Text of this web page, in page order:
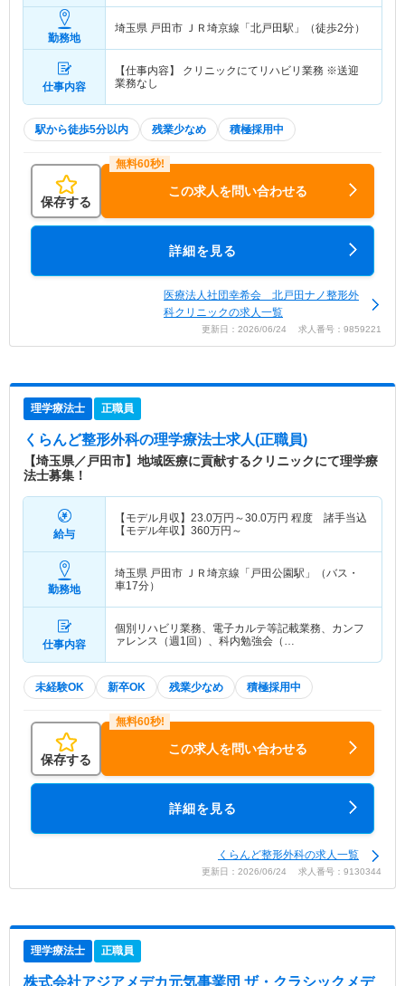
勤務地
埼玉県 戸田市 ＪＲ埼京線「北戸田駅」（徒歩2分）
仕事内容
【仕事内容】 クリニックにてリハビリ業務 ※送迎
業務なし
駅から徒歩5分以内 残業少なめ 積極採用中
保存する
この求人を問い合わせる
詳細を見る
医療法人社団幸希会 北戸田ナノ整形外
科クリニックの求人一覧
更新日：2026/06/24 求人番号：9859221
理学療法士 正職員
くらんど整形外科の理学療法士求人(正職員)
【埼玉県／戸田市】地域医療に貢献するクリニックにて理学療
法士募集！
給与
【モデル月収】 23.0万円～30.0万円 程度 諸手当込
【モデル年収】 360万円～
勤務地
埼玉県 戸田市 ＪＲ埼京線「戸田公園駅」（バス・
車17分）
仕事内容
個別リハビリ業務、電子カルテ等記載業務、カンフ
ァレンス（週1回）、科内勉強会（…
未経験OK 新卒OK 残業少なめ 積極採用中
保存する
この求人を問い合わせる
詳細を見る
くらんど整形外科の求人一覧
更新日：2026/06/24 求人番号：9130344
理学療法士 正職員
株式会社アジアメデカ元気事業団 ザ・クラシックメデ